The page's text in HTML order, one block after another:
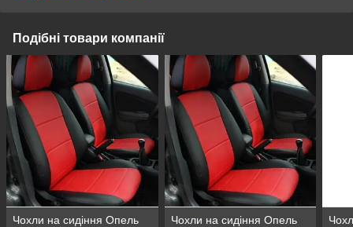
Подібні товари компанії
Чохли на сидіння Опель
Чохли на сидіння Опель